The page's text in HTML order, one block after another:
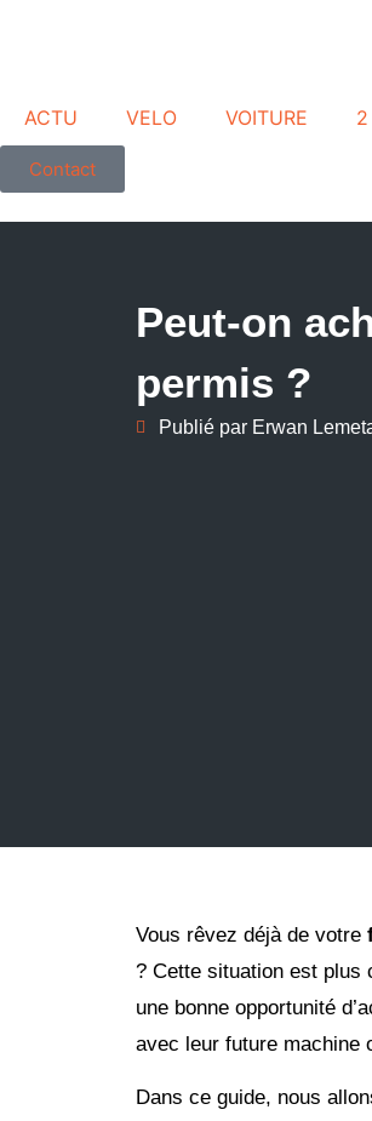
ACTU VELO VOITURE 2
Contact
Peut-on
permis ?
Publié par Erwan
Vous rêvez déjà de votre
? Cette situation est plus
une bonne opportunité
avec leur future machine
Dans ce guide, nous